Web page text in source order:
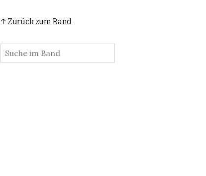
↑ Zurück zum Band
: